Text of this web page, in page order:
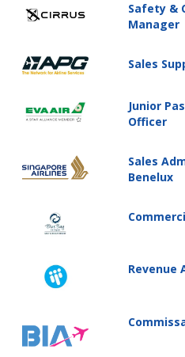
Safety &
Manager
Sales
Junior
Officer
Sales
Benelux
Revenue